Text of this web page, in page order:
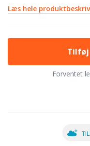
Læs hele
Tilføj
Forventet